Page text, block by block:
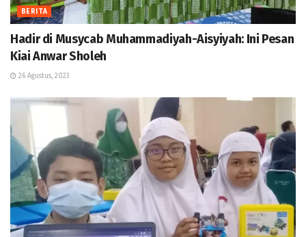
BERITA
Hadir di Musycab Muhammadiyah-Aisyiyah: Ini Pesan
Kiai Anwar Sholeh
26 Agustus, 2023